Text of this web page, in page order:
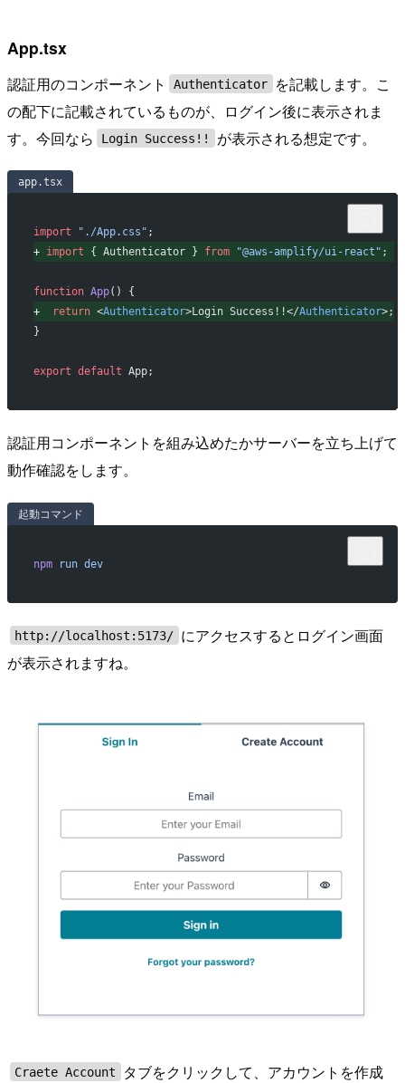
App.tsx
認証用のコンポーネント Authenticator
を記載します。こ
の配下に記載されているものが、ログイン後に表示されま
す。今回なら
Login Success!! が表示される想定です。
app.tsx
import "./App.css" ;
+ import { Authenticator } from "@aws-amplify/ui-react" ;
function App() {
+
  return
<Authenticator>Login Success!!</Authenticator>;
}
export default App;
認証用コンポーネントを組み込めたかサーバーを立ち上げて
動作確認をします。
起動コマンド
npm run dev
http://localhost:5173/ にアクセスするとログイン画面
が表示されますね。
Craete Account
タブをクリックして、アカウントを作成